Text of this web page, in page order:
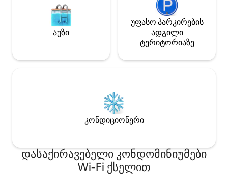
აუზი
უფასო პარკირების
ადგილი
ტერიტორიაზე
კონდიციონერი
დასაქირავებელი კონდომინიუმები
Wi‑Fi ქსელით